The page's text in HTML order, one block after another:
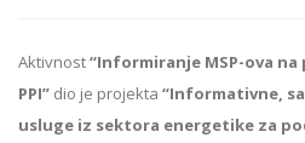
Aktivnost“Informiranje MSP-ova
PPI” dio je projekta “Informativne,
usluge iz sektora energetike za